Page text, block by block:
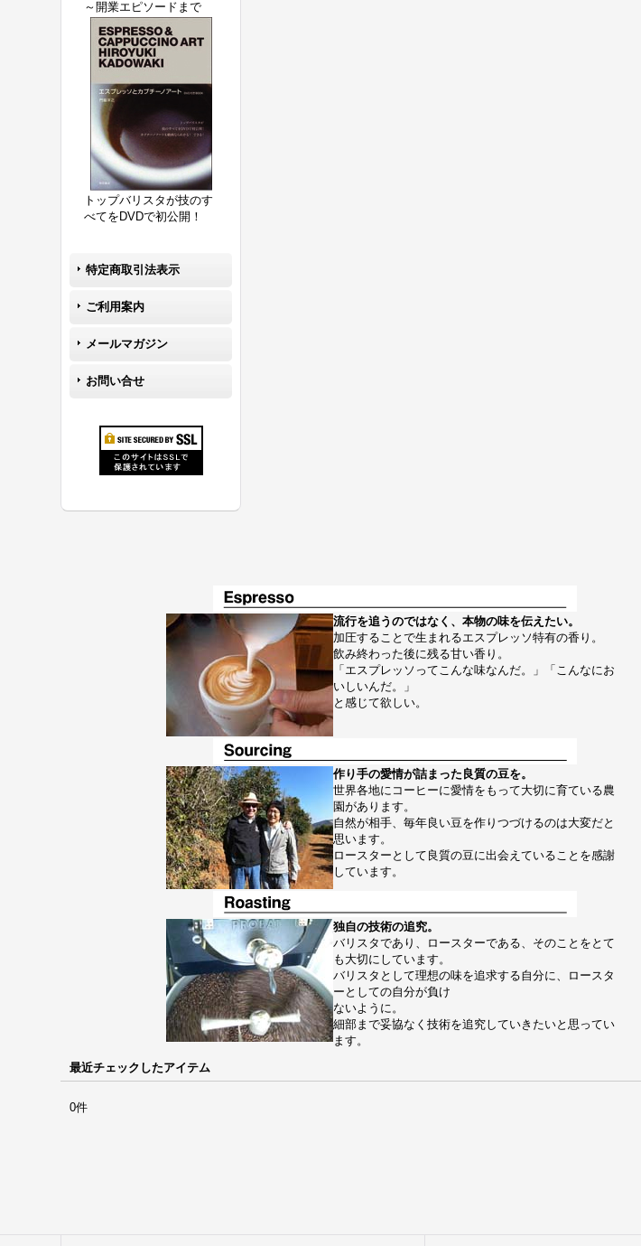
～開業エピソードまで
トップバリスタが技のす
べてをDVDで初公開！
特定商取引法表示
ご利用案内
メールマガジン
お問い合せ
流行を追うのではなく、本物の味を伝えたい。
加圧することで生まれるエスプレッソ特有の香り。
飲み終わった後に残る甘い香り。
「エスプレッソってこんな味なんだ。」「こんなにお
いしいんだ。」
と感じて欲しい。
作り手の愛情が詰まった良質の豆を。
世界各地にコーヒーに愛情をもって大切に育ている農
園があります。
自然が相手、毎年良い豆を作りつづけるのは大変だと
思います。
ロースターとして良質の豆に出会えていることを感謝
しています。
独自の技術の追究。
バリスタであり、ロースターである、そのことをとて
も大切にしています。
バリスタとして理想の味を追求する自分に、ロースタ
ーとしての自分が負け
ないように。
細部まで妥協なく技術を追究していきたいと思ってい
ます。
最近チェックしたアイテム
0件